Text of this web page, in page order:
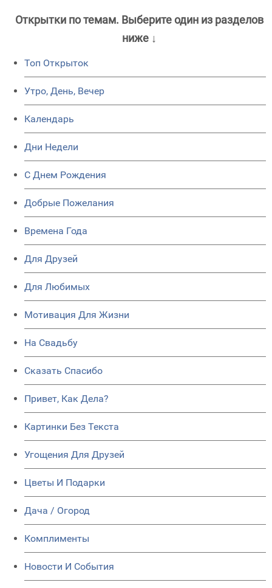
Открытки по темам. Выберите один из разделов
ниже ↓
Топ Открыток
Утро, День, Вечер
Календарь
Дни Недели
C Днем Рождения
Добрые Пожелания
Времена Года
Для Друзей
Для Любимых
Мотивация Для Жизни
На Свадьбу
Сказать Спасибо
Привет, Как Дела?
Картинки Без Текста
Угощения Для Друзей
Цветы И Подарки
Дача / Огород
Комплименты
Новости И События